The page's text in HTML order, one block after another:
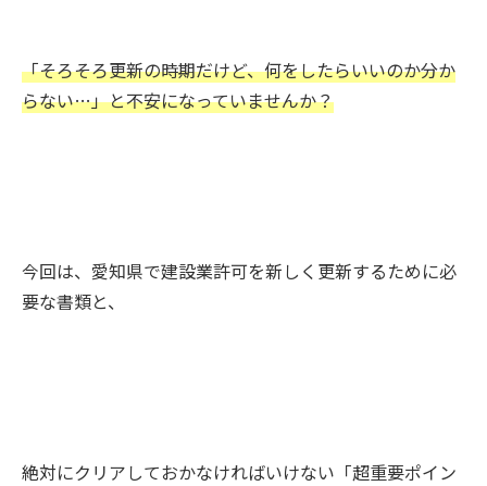
「そろそろ更新の時期だけど、何をしたらいいのか分か
らない…」と不安になっていませんか？
今回は、愛知県で建設業許可を新しく更新するために必
要な書類と、
絶対にクリアしておかなければいけない「超重要ポイン